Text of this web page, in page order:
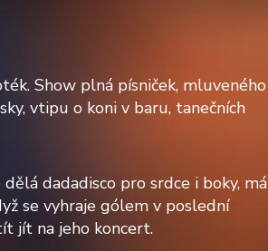
Show plná písniček, mluveného
vtipu o koni v baru, tanečních
dadadisco pro srdce i boky, má
se vyhraje gólem v poslední
jít na jeho koncert.